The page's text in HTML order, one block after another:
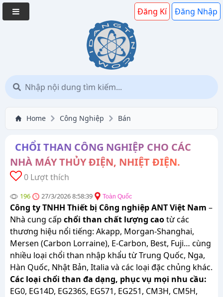
Đăng Kí Đăng Nhập
Home Công Nghiệp Bán
CHỔI THAN CÔNG NGHIỆP CHO CÁC
NHÀ MÁY THỦY ĐIỆN, NHIỆT ĐIỆN.
0 Lượt thích
196 27/3/2026 8:58:39 Toàn Quốc
Công ty TNHH Thiết bị Công nghiệp ANT Việt Nam –
Nhà cung cấp chổi than chất lượng caotừ các
thương hiệu nổi tiếng: Akapp, Morgan-Shanghai,
Mersen (Carbon Lorraine), E-Carbon, Best, Fuji… cùng
nhiều loại chổi than nhập khẩu từ Trung Quốc, Nga,
Hàn Quốc, Nhật Bản, Italia và các loại đặc chủng khác.
Các loại chổi than đa dạng, phục vụ mọi nhu cầu:
EG0, EG14D, EG236S, EG571, EG251, CM3H, CM5H,